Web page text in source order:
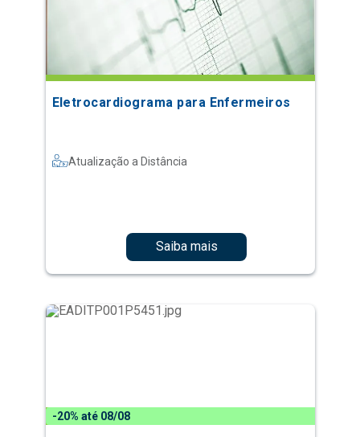
Eletrocardiograma para Enfermeiros
Atualização a Distância
Saiba mais
-20% até 08/08